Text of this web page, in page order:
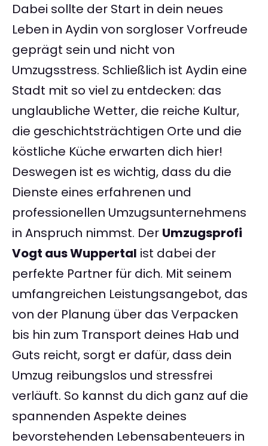
Dabei sollte der Start in dein neues
Leben in Aydin von sorgloser Vorfreude
geprägt sein und nicht von
Umzugsstress. Schließlich ist Aydin eine
Stadt mit so viel zu entdecken: das
unglaubliche Wetter, die reiche Kultur,
die geschichtsträchtigen Orte und die
köstliche Küche erwarten dich hier!
Deswegen ist es wichtig, dass du die
Dienste eines erfahrenen und
professionellen Umzugsunternehmens
in Anspruch nimmst. Der Umzugsprofi
Vogt aus Wuppertal ist dabei der
perfekte Partner für dich. Mit seinem
umfangreichen Leistungsangebot, das
von der Planung über das Verpacken
bis hin zum Transport deines Hab und
Guts reicht, sorgt er dafür, dass dein
Umzug reibungslos und stressfrei
verläuft. So kannst du dich ganz auf die
spannenden Aspekte deines
bevorstehenden Lebensabenteuers in